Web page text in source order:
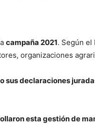
campaña 2021. Según el
organizaciones
sus declaraciones
esta gestión de